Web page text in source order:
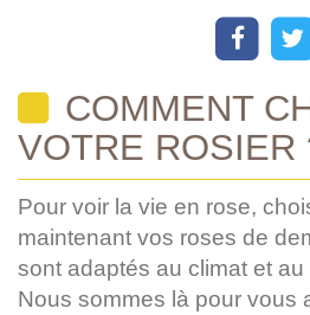
COMMENT
VOTRE ROSIER
Pour voir la vie en rose,
maintenant vos roses de
sont adaptés au climat et
Nous sommes là pour vous